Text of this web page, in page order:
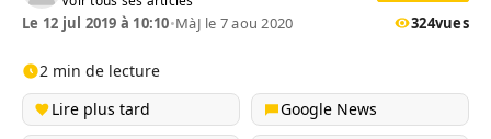
Le 12 jul 2019 à 10:10•MàJ le 7 aou 2020 324vues
2 min de lecture
Lire plus tard
Google News